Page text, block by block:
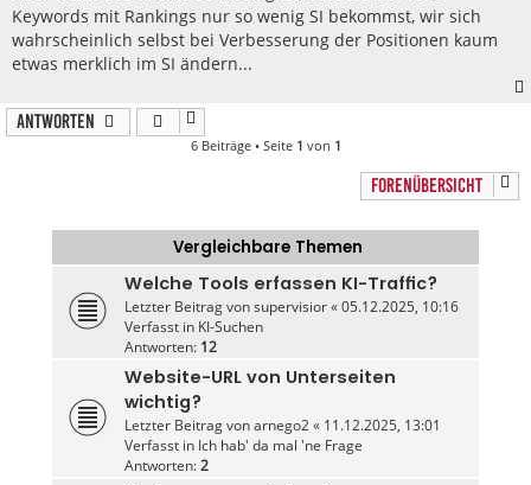
Keywords mit Rankings nur so wenig SI bekommst, wir sich
wahrscheinlich selbst bei Verbesserung der Positionen kaum
etwas merklich im SI ändern...
Antworten
6 Beiträge • Seite 1 von 1
FORENÜBERSICHT
Vergleichbare Themen
Welche Tools erfassen KI-Traffic?
Letzter Beitrag vonsupervisior«05.12.2025, 10:16
Verfasst in KI-Suchen
Antworten: 12
Website-URL von Unterseiten
wichtig?
Letzter Beitrag vonarnego2« 11.12.2025, 13:01
Verfasst in Ich hab' da mal 'ne Frage
Antworten:2